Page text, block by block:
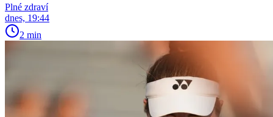
Plné zdraví
dnes, 19:44
2 min